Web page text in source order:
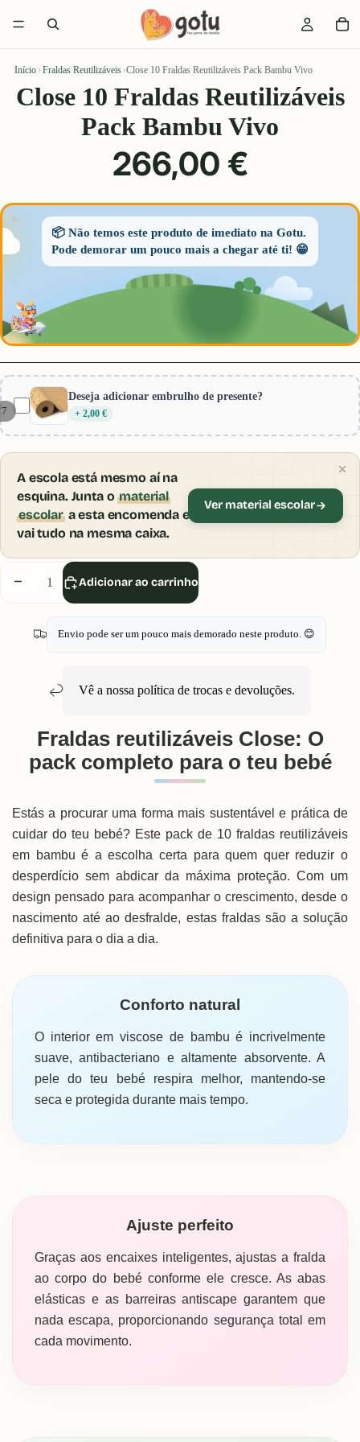
Início › Fraldas Reutilizáveis ›Close 10 Fraldas Reutilizáveis Pack Bambu Vivo
7
Close 10 Fraldas Reutilizáveis
Pack Bambu Vivo
266,00 €
📦 Não temos este produto de imediato na Gotu.
Pode demorar um pouco mais a chegar até ti! 😁
Deseja adicionar embrulho de presente?
+ 2,00 €
Diminuir
quantidade
Aumentar
A escola está mesmo aí na
esquina. Junta omaterial
escolara esta encomenda e
vai tudo na mesma caixa.
Ver material escolar
Adicionar ao carrinho
Envio pode ser um pouco mais demorado neste produto. 😊
Vê a nossa política de trocas e devoluções.
Fraldas reutilizáveis Close: O
pack completo para o teu bebé
Estás a procurar uma forma mais sustentável e prática de
cuidar do teu bebé? Este pack de 10 fraldas reutilizáveis
em bambu é a escolha certa para quem quer reduzir o
desperdício sem abdicar da máxima proteção. Com um
design pensado para acompanhar o crescimento, desde o
nascimento até ao desfralde, estas fraldas são a solução
definitiva para o dia a dia.
Conforto natural
O interior em viscose de bambu é incrivelmente
suave, antibacteriano e altamente absorvente. A
pele do teu bebé respira melhor, mantendo-se
seca e protegida durante mais tempo.
Ajuste perfeito
Graças aos encaixes inteligentes, ajustas a fralda
ao corpo do bebé conforme ele cresce. As abas
elásticas e as barreiras antiscape garantem que
nada escapa, proporcionando segurança total em
cada movimento.